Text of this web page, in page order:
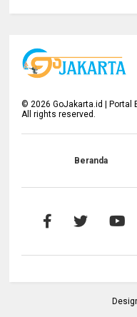
©2026 GoJakarta.id | Portal
All rights reserved.
Beranda